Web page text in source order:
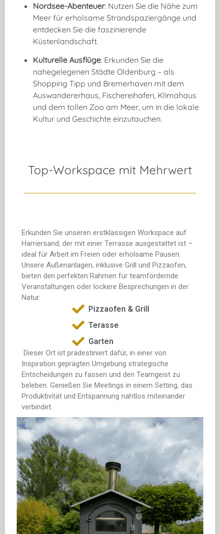
Nordsee-Abenteuer: Nutzen Sie die Nähe zum
Meer für erholsame Strandspaziergänge und
entdecken Sie die faszinierende
Küstenlandschaft.
Kulturelle Ausflüge: Erkunden Sie die
nahegelegenen Städte Oldenburg – als
Shopping Tipp und Bremerhaven mit dem
Auswandererhaus, Fischereihafen, Klimahaus
und dem tollen Zoo am Meer, um in die lokale
Kultur und Geschichte einzutauchen.
Top-Workspace mit Mehrwert
Erkunden Sie unseren erstklassigen Workspace auf
Harriersand, der mit einer Terrasse ausgestattet ist –
ideal für Arbeit im Freien oder erholsame Pausen.
Unsere Außenanlagen, inklusive Grill und Pizzaofen,
bieten den perfekten Rahmen für teamfördernde
Veranstaltungen oder lockere Besprechungen in der
Natur.
Pizzaofen & Grill
Terasse
Garten
Dieser Ort ist prädestiniert dafür, in einer von
Inspiration geprägten Umgebung strategische
Entscheidungen zu fassen und den Teamgeist zu
beleben. Genießen Sie Meetings in einem Setting, das
Produktivität und Entspannung nahtlos miteinander
verbindet.